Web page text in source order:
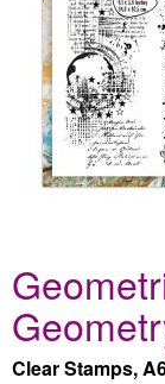
Clear Stamps,